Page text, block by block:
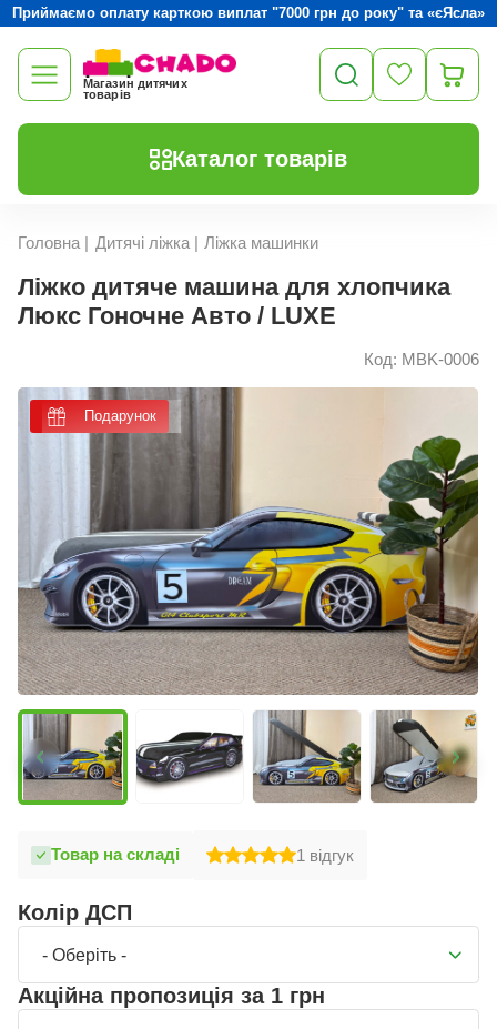
Приймаємо оплату карткою виплат "7000 грн до року" та «єЯсла»
Магазин дитячих
товарів
Каталог товарів
Головна | Дитячі ліжка| Ліжка машинки
Ліжко дитяче машина для хлопчика
Люкс Гоночне Авто / LUXE
Код: MBK-0006
Подарунок
Товар на складі 1 відгук
Колір ДСП
- Оберіть -
Акційна пропозиція за 1 грн